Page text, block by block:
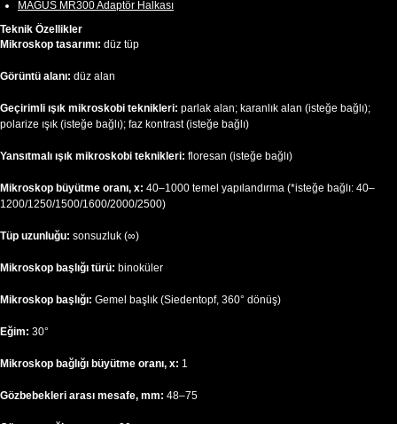
MAGUS MR300 Adaptör Halkası
Teknik Özellikler
Mikroskop tasarımı: düz tüp
Görüntü alanı: düz alan
Geçirimli ışık mikroskobi teknikleri: parlak alan; karanlık alan (isteğe bağlı);
polarize ışık (isteğe bağlı); faz kontrast (isteğe bağlı)
Yansıtmalı ışık mikroskobi teknikleri: floresan (isteğe bağlı)
Mikroskop büyütme oranı, x: 40–1000 temel yapılandırma (*isteğe bağlı: 40–
1200/1250/1500/1600/2000/2500)
Tüp uzunluğu: sonsuzluk (∞)
Mikroskop başlığı türü: binoküler
Mikroskop başlığı: Gemel başlık (Siedentopf, 360° dönüş)
Eğim: 30°
Mikroskop bağlığı büyütme oranı, x: 1
Gözbebekleri arası mesafe, mm: 48–75